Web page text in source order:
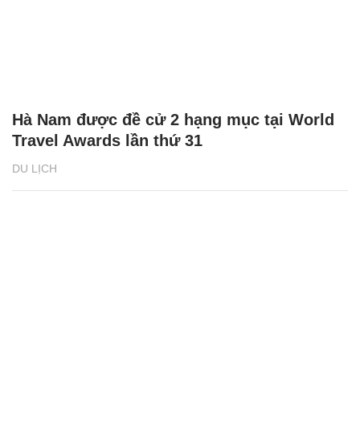
DU LỊCH
Hà Nam được đề cử 2 hạng mục tại World
Travel Awards lần thứ 31